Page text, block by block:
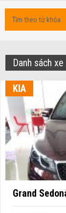
Danh sách
KIA
Grand